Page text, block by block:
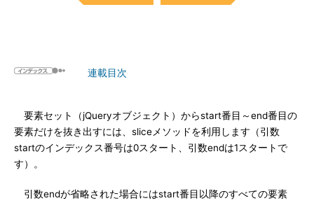
連載目次
要素セット（jQueryオブジェクト）からstart番目～end番目の
要素だけを抜き出すには、sliceメソッドを利用します（引数
startのインデックス番号は0スタート、引数endは1スタートで
す）。
引数endが省略された場合にはstart番目以降のすべての要素